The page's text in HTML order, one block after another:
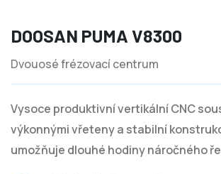
DOOSAN PUMA V8300
Dvouosé frézovací centrum
Vysoce produktivní vertikální CNC
výkonnými vřeteny a stabilní
umožňuje dlouhé hodiny náročného